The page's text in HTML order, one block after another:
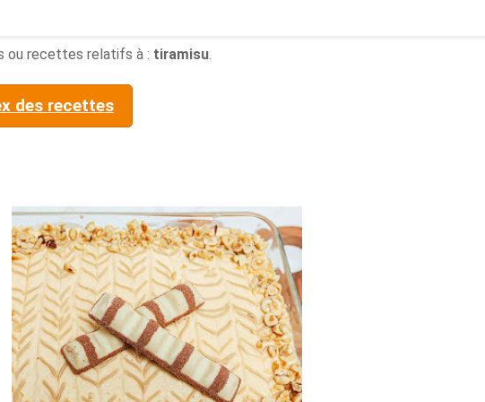
ou recettes relatifs à : tiramisu.
des recettes